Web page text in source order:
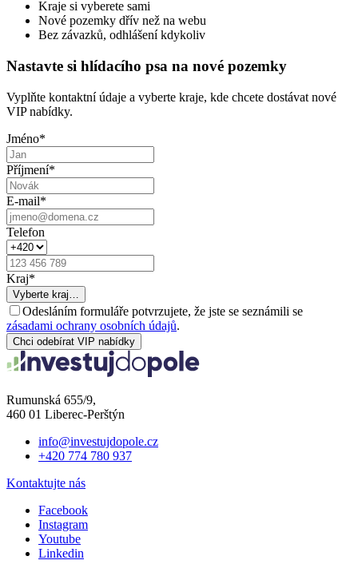
Kraje si vyberete sami
Nové pozemky dřív než na webu
Bez závazků, odhlášení kdykoliv
Nastavte si hlídacího psa na nové pozemky
Vyplňte kontaktní údaje a vyberte kraje, kde chcete dostávat nové
VIP nabídky.
Jméno*
Příjmení*
E-mail*
Telefon
Kraj*
Vyberte kraj…
Odesláním formuláře potvrzujete, že jste se seznámili se
zásadami ochrany osobních údajů.
Chci odebírat VIP nabídky
Rumunská 655/9,
460 01 Liberec-Perštýn
info@investujdopole.cz
+420 774 780 937
Kontaktujte nás
Facebook
Instagram
Youtube
Linkedin